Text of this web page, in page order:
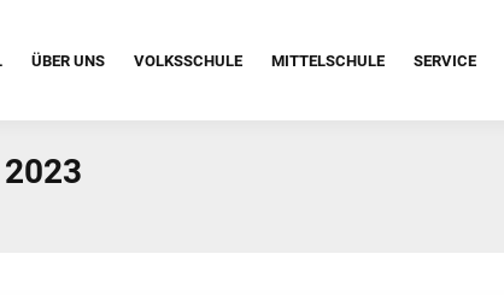
ÜBER UNS VOLKSSCHULE MITTELSCHULE SERVICE